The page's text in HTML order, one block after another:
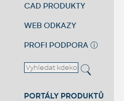
CAD PRODUKTY
WEB ODKAZY
PROFI PODPORA ⓘ
PORTÁLY PRODUKTŮ